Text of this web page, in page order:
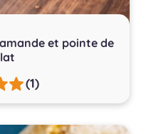
et pointe de
(1)